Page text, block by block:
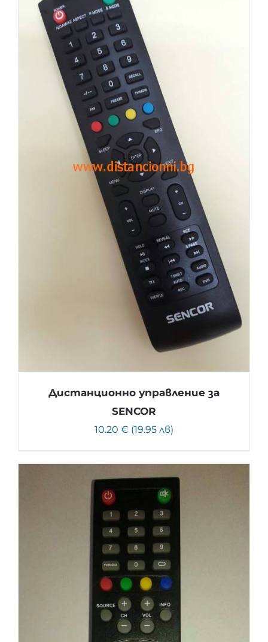
Дистанционно управление за
SENCOR
10.20 € (19.95 лв)